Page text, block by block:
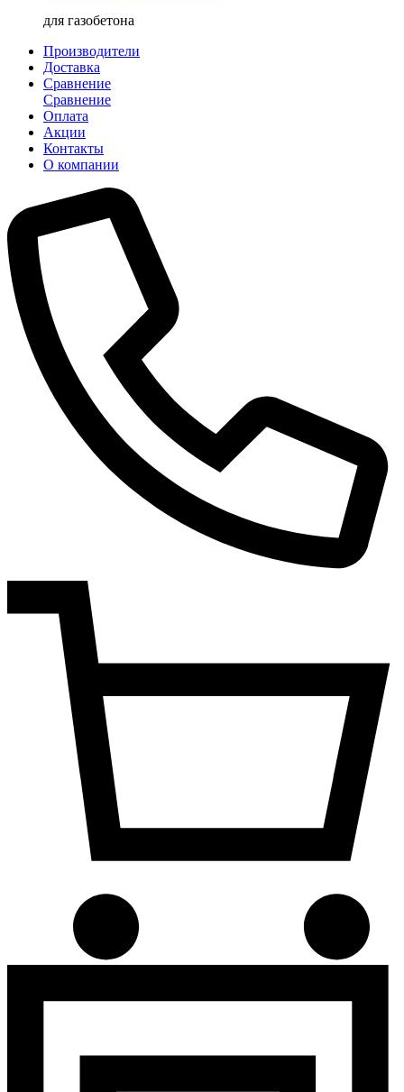
для газобетона
Производители
Доставка
Сравнение
Сравнение
Оплата
Акции
Контакты
О компании